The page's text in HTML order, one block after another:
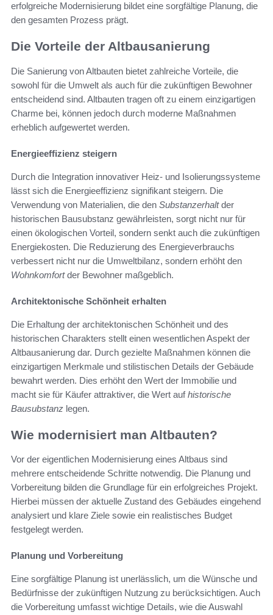
erfolgreiche Modernisierung bildet eine sorgfältige Planung, die
den gesamten Prozess prägt.
Die Vorteile der Altbausanierung
Die Sanierung von Altbauten bietet zahlreiche Vorteile, die
sowohl für die Umwelt als auch für die zukünftigen Bewohner
entscheidend sind. Altbauten tragen oft zu einem einzigartigen
Charme bei, können jedoch durch moderne Maßnahmen
erheblich aufgewertet werden.
Energieeffizienz steigern
Durch die Integration innovativer Heiz- und Isolierungssysteme
lässt sich die Energieeffizienz signifikant steigern. Die
Verwendung von Materialien, die den Substanzerhaltder
historischen Bausubstanz gewährleisten, sorgt nicht nur für
einen ökologischen Vorteil, sondern senkt auch die zukünftigen
Energiekosten. Die Reduzierung des Energieverbrauchs
verbessert nicht nur die Umweltbilanz, sondern erhöht den
Wohnkomfortder Bewohner maßgeblich.
Architektonische Schönheit erhalten
Die Erhaltung der architektonischen Schönheit und des
historischen Charakters stellt einen wesentlichen Aspekt der
Altbausanierung dar. Durch gezielte Maßnahmen können die
einzigartigen Merkmale und stilistischen Details der Gebäude
bewahrt werden. Dies erhöht den Wert der Immobilie und
macht sie für Käufer attraktiver, die Wert aufhistorische
Bausubstanz legen.
Wie modernisiert man Altbauten?
Vor der eigentlichen Modernisierung eines Altbaus sind
mehrere entscheidende Schritte notwendig. Die Planung und
Vorbereitung bilden die Grundlage für ein erfolgreiches Projekt.
Hierbei müssen der aktuelle Zustand des Gebäudes eingehend
analysiert und klare Ziele sowie ein realistisches Budget
festgelegt werden.
Planung und Vorbereitung
Eine sorgfältige Planung ist unerlässlich, um die Wünsche und
Bedürfnisse der zukünftigen Nutzung zu berücksichtigen. Auch
die Vorbereitung umfasst wichtige Details, wie die Auswahl